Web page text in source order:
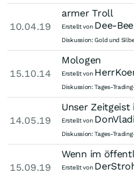
10.04.19
armer Troll
Erstellt von Dee-Bee
Diskussion:Gold und
15.10.14
Mologen
Erstellt von
Diskussion:
14.05.19 Erstellt von
Diskussion:
15.09.19 Erstellt von